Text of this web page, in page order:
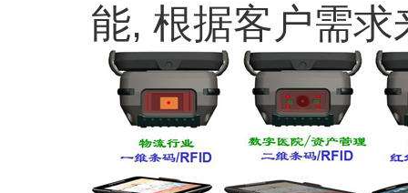
能, 根据客户需求